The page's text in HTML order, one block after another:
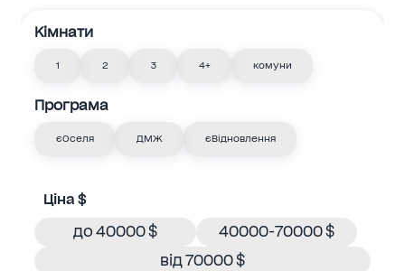
Кімнати
1 2 3 4+ комуни
Програма
єОселя ДМЖ єВідновлення
Ціна $
до 40000 $
40000-70000 $
від 70000 $